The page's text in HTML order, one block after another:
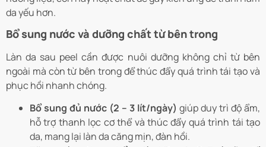
da yếu hơn.
Bổ sung nước và dưỡng chất từ bên trong
Làn da sau peel cần được nuôi dưỡng không chỉ từ bên
ngoài mà còn từ bên trong để thúc đẩy quá trình tái tạo và
phục hồi nhanh chóng.
Bổ sung đủ nước (2 – 3 lít/ngày) giúp duy trì độ ẩm,
hỗ trợ thanh lọc cơ thể và thúc đẩy quá trình tái tạo
da, mang lại làn da căng mịn, đàn hồi.